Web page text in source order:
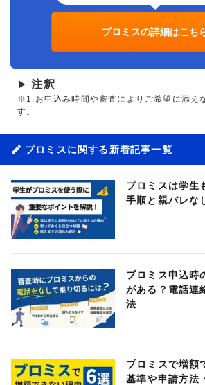
プロミスの詳細はこち
▶ 注釈
※1.お申込み時間や審査によりご希望に添え
す。
プロミスに関する新着記事一覧
プロミスは学生
手順と親バレな
プロミス申込時
がある？電話連
法
プロミスで増額
基準や申請方法